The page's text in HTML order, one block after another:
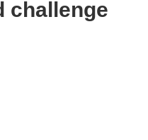
challenge